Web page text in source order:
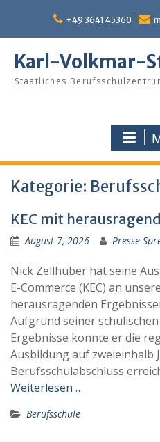
content
+49 3641 45360
Karl-Volkmar-
Staatliches
Kategorie:
KEC mit
August 7, 2026 Presse
Nick Zellhuber hat seine
E-Commerce (KEC) an
herausragenden
Aufgrund seiner
Ergebnisse konnte er die
Ausbildung auf zweieinhalb
Berufsschulabschluss
Weiterlesen …
Berufsschule